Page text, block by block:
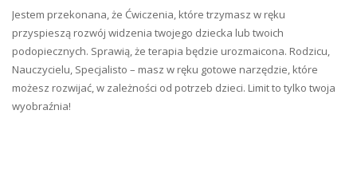
Jestem przekonana, że Ćwiczenia, które trzymasz w ręku
przyspieszą rozwój widzenia twojego dziecka lub twoich
podopiecznych. Sprawią, że terapia będzie urozmaicona. Rodzicu,
Nauczycielu, Specjalisto – masz w ręku gotowe narzędzie, które
możesz rozwijać, w zależności od potrzeb dzieci. Limit to tylko twoja
wyobraźnia!